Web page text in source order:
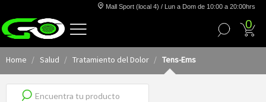
Mall Sport (local 4) / Lun a Dom de 10:00 a 20:00hrs
0
Home Salud Tratamiento del Dolor Tens-Ems